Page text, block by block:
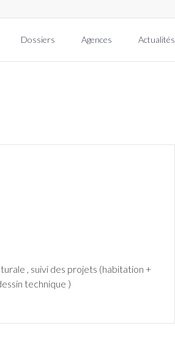
Dossiers Agences Actualités
, suivi des projets (habitation +
technique )